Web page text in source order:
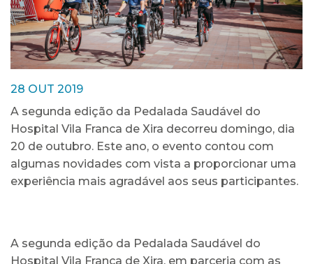
28 OUT 2019
A segunda edição da Pedalada Saudável do
Hospital Vila Franca de Xira decorreu domingo, dia
20 de outubro. Este ano, o evento contou com
algumas novidades com vista a proporcionar uma
experiência mais agradável aos seus participantes.
A segunda edição da Pedalada Saudável do
Hospital Vila Franca de Xira, em parceria com as